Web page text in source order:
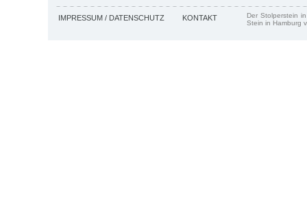
IMPRESSUM / DATENSCHUTZ KONTAKT
Der Stolperstein
Stein in Hamburg